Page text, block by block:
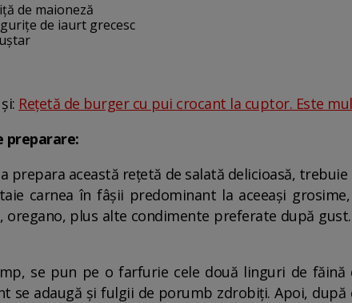
de maioneză
de iaurt grecesc
Rețetă de burger cu pui crocant la cuptor. Este
preparare:
prepara această rețetă de salată delicioasă,
carnea în fâșii predominant la aceeași
oregano, plus alte condimente preferate după
se pun pe o farfurie cele două linguri de
se adaugă și fulgii de porumb zdrobiți. Apoi,